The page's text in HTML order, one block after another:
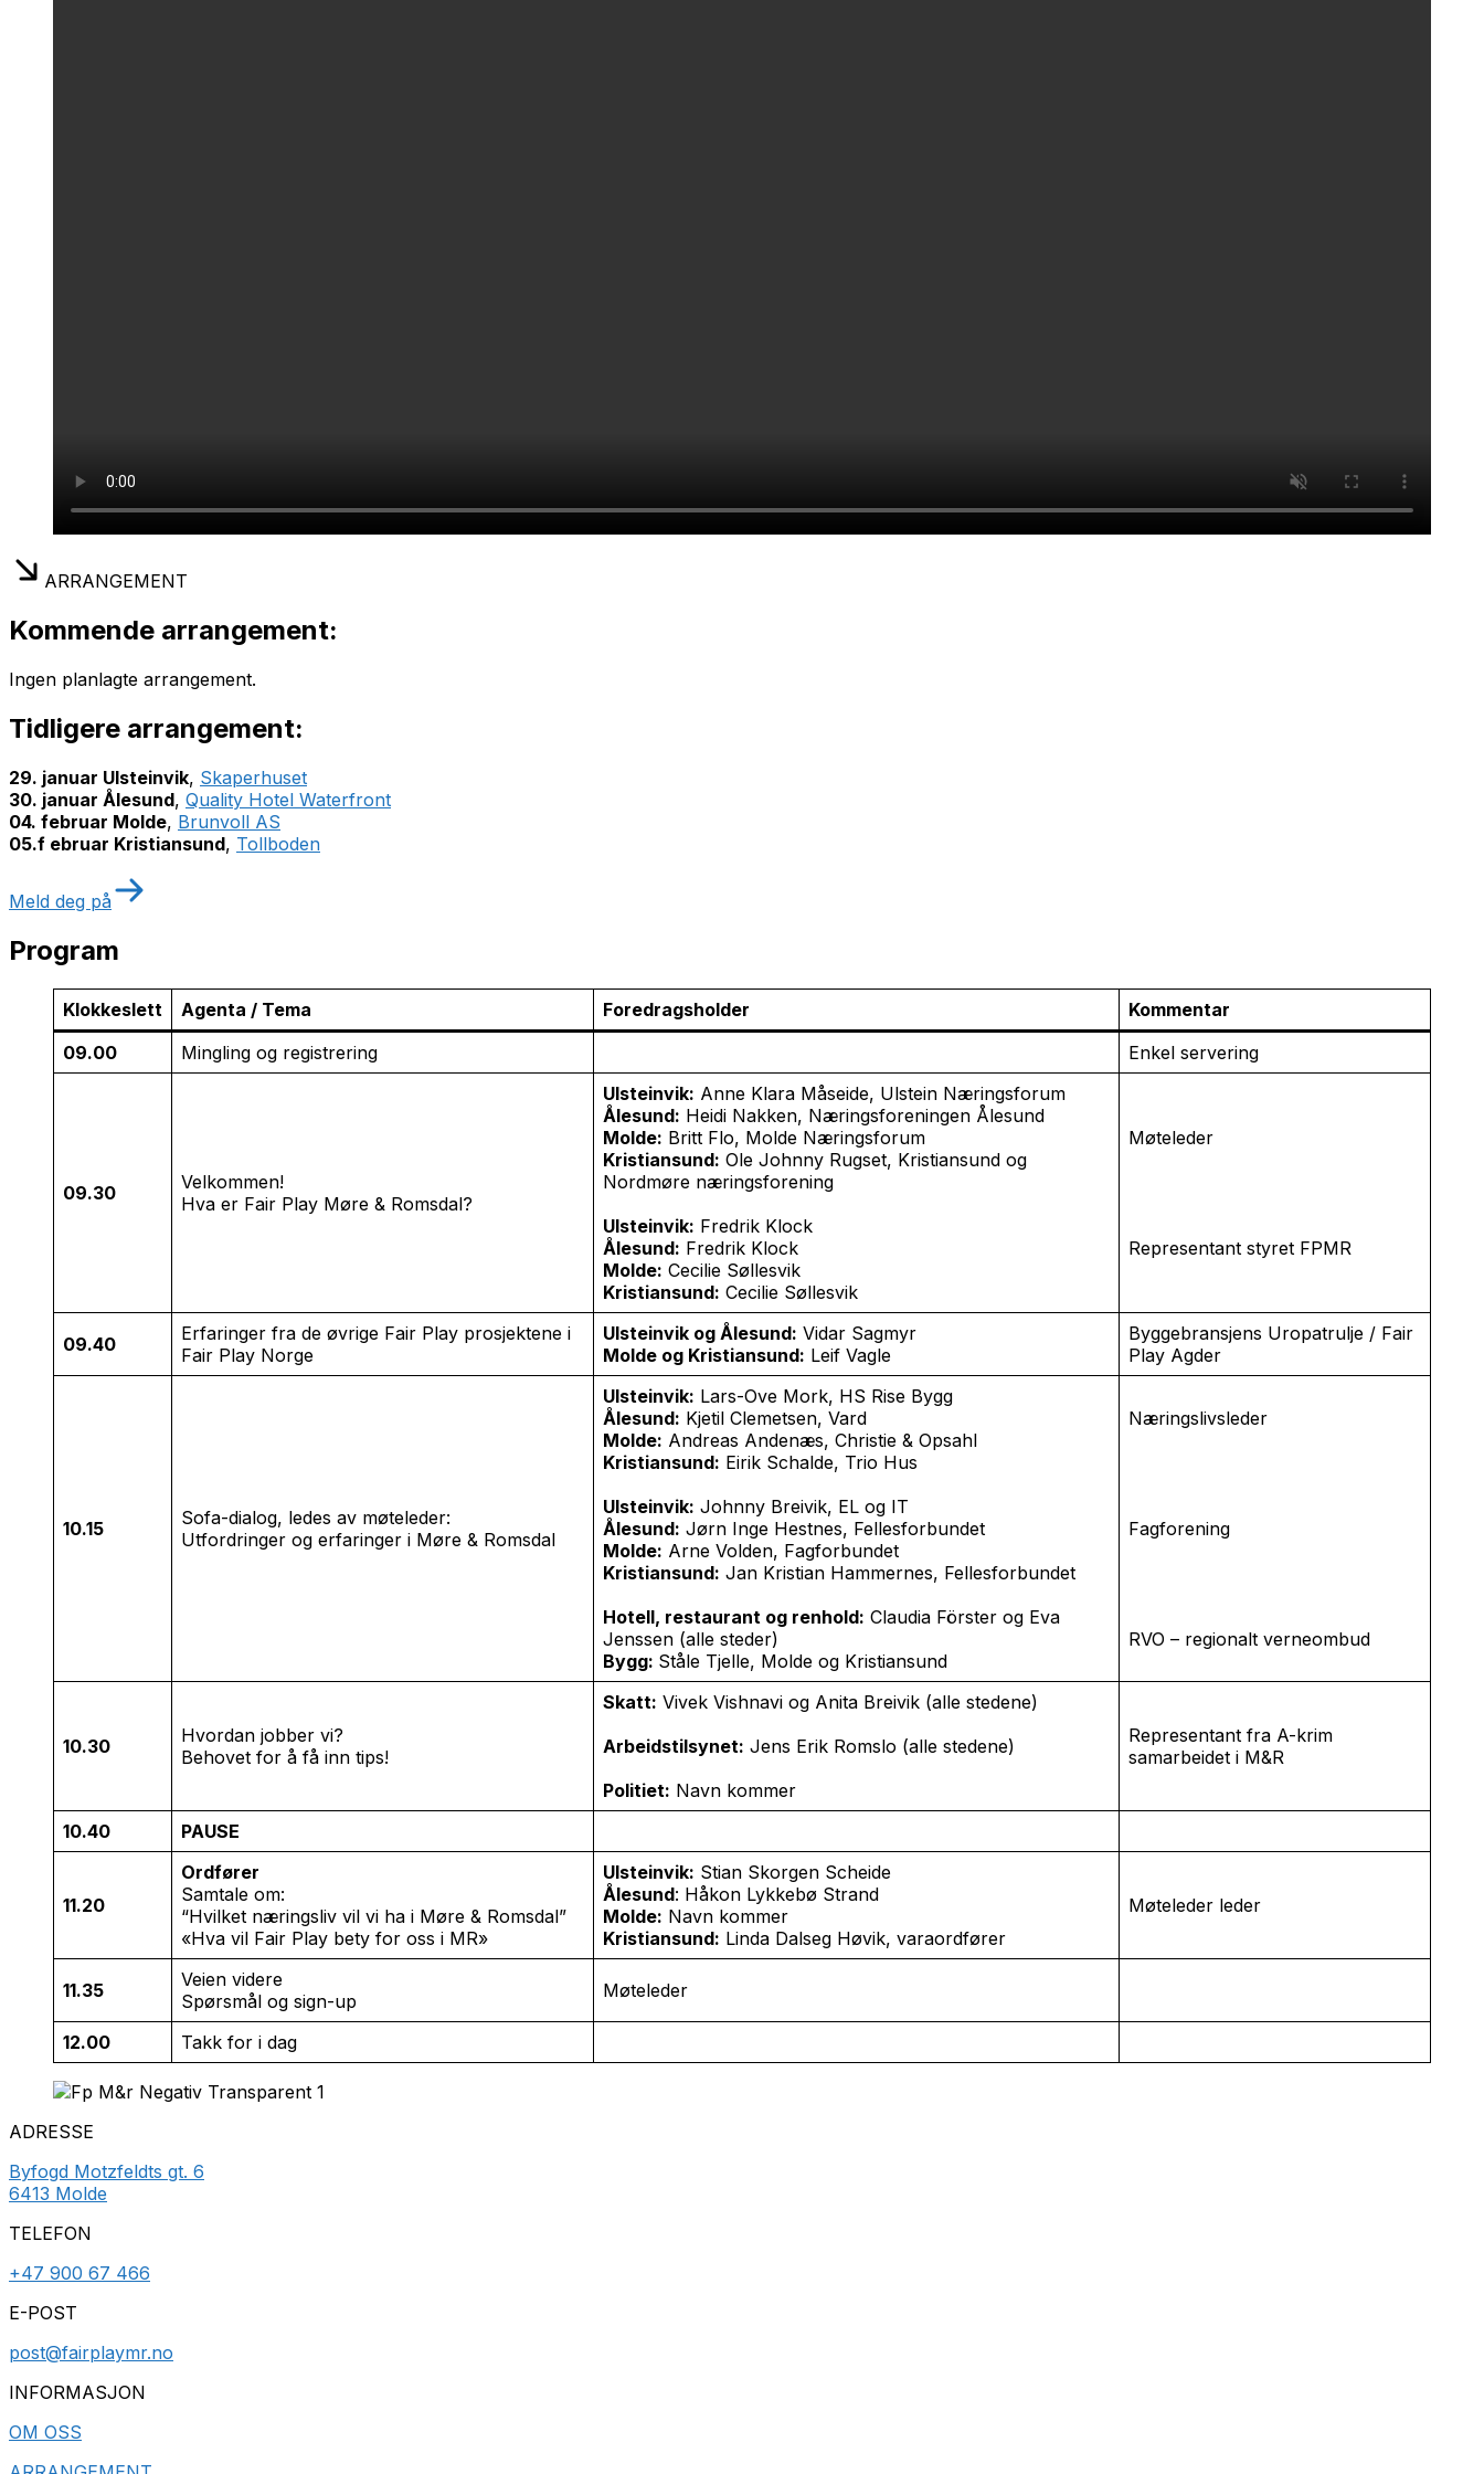
ARRANGEMENT
Kommende arrangement:
Ingen planlagte arrangement.
Tidligere arrangement:
29. januar Ulsteinvik, Skaperhuset
30. januar Ålesund, Quality Hotel Waterfront
04. februar Molde, Brunvoll AS
05.f ebruar Kristiansund, Tollboden
Meld deg på
Program
Klokkeslett Agenta / Tema Foredragsholder
Kommentar
09.00
Mingling og registrering Enkel servering
09.30
Velkommen!
Hva er Fair Play Møre & Romsdal?
Ulsteinvik: Anne Klara Måseide, Ulstein Næringsforum
Ålesund: Heidi Nakken, Næringsforeningen Ålesund
Molde: Britt Flo, Molde Næringsforum
Kristiansund: Ole Johnny Rugset, Kristiansund og
Nordmøre næringsforening
Ulsteinvik: Fredrik Klock
Ålesund: Fredrik Klock
Molde: Cecilie Søllesvik
Kristiansund: Cecilie Søllesvik
Møteleder
Representant styret FPMR
09.40
Erfaringer fra de øvrige Fair Play prosjektene i
Fair Play Norge
Ulsteinvik og Ålesund: Vidar Sagmyr
Molde og Kristiansund: Leif Vagle
Byggebransjens Uropatrulje / Fair
Play Agder
10.15
Sofa-dialog, ledes av møteleder:
Utfordringer og erfaringer i Møre & Romsdal
Ulsteinvik: Lars-Ove Mork, HS Rise Bygg
Ålesund: Kjetil Clemetsen, Vard
Molde: Andreas Andenæs, Christie & Opsahl
Kristiansund: Eirik Schalde, Trio Hus
Ulsteinvik: Johnny Breivik, EL og IT
Ålesund: Jørn Inge Hestnes, Fellesforbundet
Molde: Arne Volden, Fagforbundet
Kristiansund: Jan Kristian Hammernes, Fellesforbundet
Hotell, restaurant og renhold: Claudia Förster og Eva
Jenssen (alle steder)
Bygg: Ståle Tjelle, Molde og Kristiansund
Næringslivsleder
Fagforening
RVO – regionalt verneombud
10.30
Hvordan jobber vi?
Behovet for å få inn tips!
Skatt: Vivek Vishnavi og Anita Breivik (alle stedene)
Arbeidstilsynet: Jens Erik Romslo (alle stedene)
Politiet: Navn kommer
Representant fra A-krim
samarbeidet i M&R
10.40 PAUSE
11.20
Ordfører
Samtale om:
“Hvilket næringsliv vil vi ha i Møre & Romsdal”
«Hva vil Fair Play bety for oss i MR»
Ulsteinvik: Stian Skorgen Scheide
Ålesund: Håkon Lykkebø Strand
Molde: Navn kommer
Kristiansund: Linda Dalseg Høvik, varaordfører
Møteleder leder
11.35
Veien videre
Spørsmål og sign-up
Møteleder
12.00 Takk for i dag
ADRESSE
Byfogd Motzfeldts gt. 6
6413 Molde
TELEFON
+47 900 67 466
E-POST
post@fairplaymr.no
INFORMASJON
OM OSS